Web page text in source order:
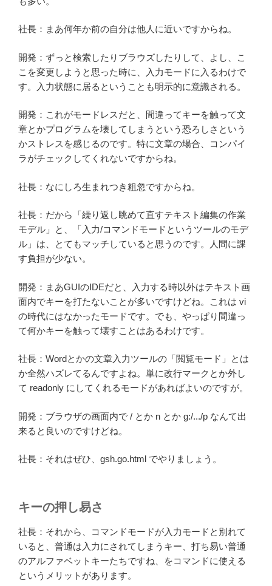
社長：まあ何年か前の自分は他人に近いですからね。
開発：ずっと検索したりブラウズしたりして、よし、こ
こを変更しようと思った時に、入力モードに入るわけで
す。入力状態に居るということも明示的に意識される。
開発：これがモードレスだと、間違ってキーを触って文
章とかプログラムを壊してしまうという恐ろしさという
かストレスを感じるのです。特に文章の場合、コンパイ
ラがチェックしてくれないですからね。
社長：なにしろ生まれつき粗忽ですからね。
社長：だから「繰り返し眺めて直すテキスト編集の作業
モデル」と、「入力/コマンドモードというツールのモデ
ル」は、とてもマッチしていると思うのです。人間に課
す負担が少ない。
開発：まあGUIのIDEだと、入力する時以外はテキスト画
面内でキーを打たないことが多いですけどね。これは vi
の時代にはなかったモードです。でも、やっぱり間違っ
て何かキーを触って壊すことはあるわけです。
社長：Wordとかの文章入力ツールの「閲覧モード」とは
か全然ハズレてるんですよね。単に改行マークとか外し
て readonly にしてくれるモードがあればよいのですが。
開発：ブラウザの画面内で / とか n とか g:/.../p なんて出
来ると良いのですけどね。
社長：それはぜひ、gsh.go.html でやりましょう。
キーの押し易さ
社長：それから、コマンドモードが入力モードと別れて
いると、普通は入力にされてしまうキー、打ち易い普通
のアルファベットキーたちですね、をコマンドに使える
というメリットがあります。